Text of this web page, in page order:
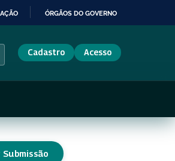
ÓRGÃOS DO GOVERNO
Cadastro Acesso